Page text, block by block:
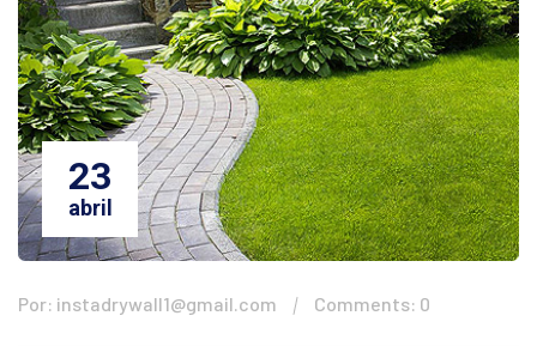
23
abril
Por: instadrywall1@gmail.com Comments: 0